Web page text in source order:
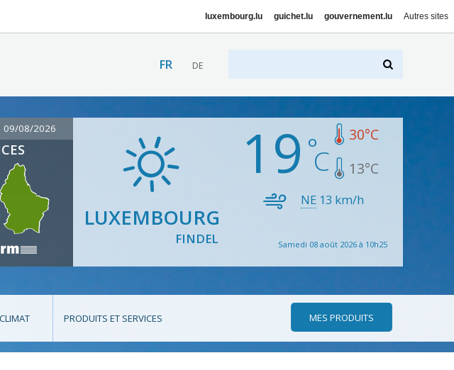
luxembourg.lu guichet.lu gouvernement.lu Autres sites
FR DE
09/08/2026
LUXEMBOURG
FINDEL
19 30°C
13°C
NE 13 km/h
Samedi 08 août 2026 à 10h25
CLIMAT PRODUITS ET SERVICES MES PRODUITS